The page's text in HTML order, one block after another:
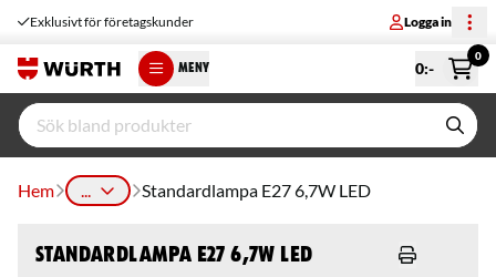
Exklusivt för företagskunder Logga in
MENY 0:-
0
Hem ... Standardlampa E27 6,7W LED
Standardlampa E27 6,7W LED